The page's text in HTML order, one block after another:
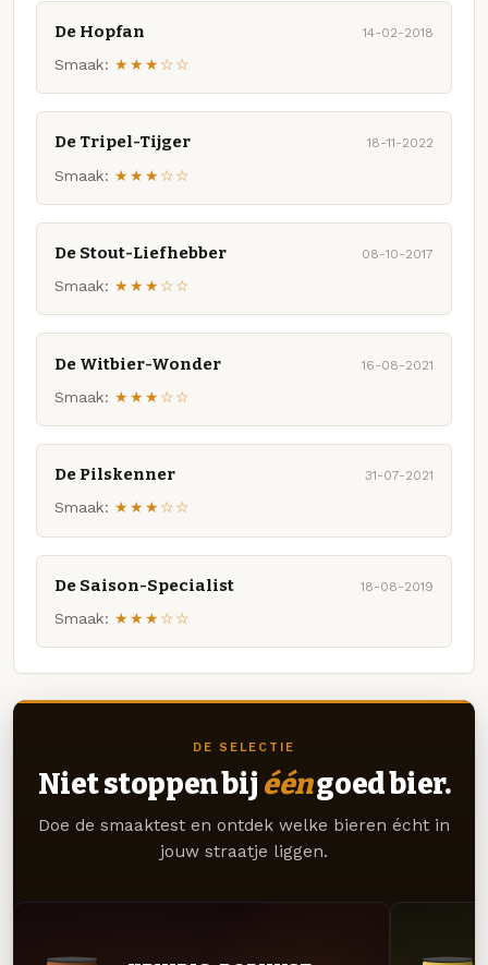
De Hopfan 14-02-2018
Smaak: ★★★☆☆
De Tripel-Tijger 18-11-2022
Smaak: ★★★☆☆
De Stout-Liefhebber 08-10-2017
Smaak: ★★★☆☆
De Witbier-Wonder 16-08-2021
Smaak: ★★★☆☆
De Pilskenner 31-07-2021
Smaak: ★★★☆☆
De Saison-Specialist 18-08-2019
Smaak: ★★★☆☆
DE SELECTIE
Niet stoppen bij ééngoed bier.
Doe de smaaktest en ontdek welke bieren écht in
jouw straatje liggen.